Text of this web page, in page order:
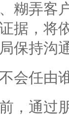
糊弄客
据，将
保持沟
会任由
，通过